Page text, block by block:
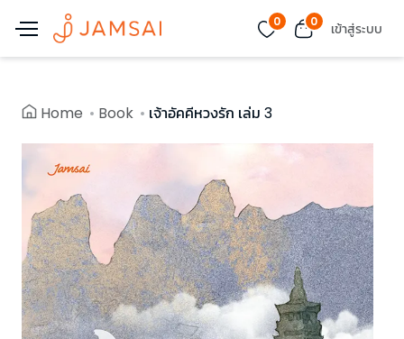
0 0 เข้าสู่ระบบ
Home Book เจ้าอัคคีหวงรัก เล่ม 3